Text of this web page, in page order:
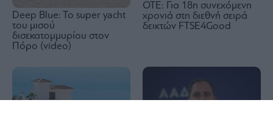
Deep Blue: To super yacht
του μισού
δισεκατομμυρίου στον
Πόρο (video)
ΟΤΕ: Για 18η συνεχόμενη
χρονιά στη διεθνή σειρά
δεικτών FTSE4Good